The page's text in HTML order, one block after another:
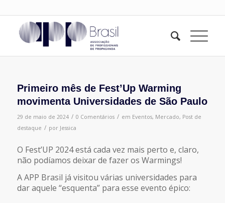
Primeiro mês de Fest’Up Warming
movimenta Universidades de São Paulo
29 de maio de 2024 / 0 Comentários / em Eventos, Mercado, Post de
destaque / por Jessica
O Fest’UP 2024 está cada vez mais perto e, claro,
não podíamos deixar de fazer os Warmings!
A APP Brasil já visitou várias universidades para
dar aquele “esquenta” para esse evento épico: